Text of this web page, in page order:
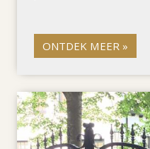
ONTDEK MEER »